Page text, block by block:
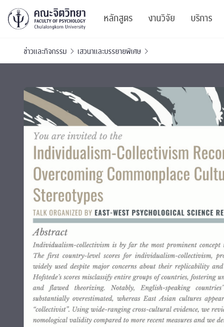
หลักสูตร
ปริญญาบัณฑิต
หลักสูตรปริญญาตรี
นิสิตปัจจุบัน
งานวิจัย
ทรัพยากรและสิ่ง
ผลงานตีพิมพ์
งานประชุมวิชากา
SSBW Activities
บริการ
บริก
ศูนย์
CU
ข่าวและกิจกรรม เสวนาและบรรยายพิเศษ